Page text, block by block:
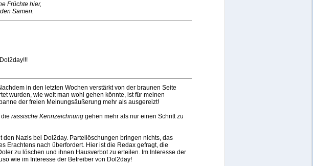
Früchte hier,
Samen.
in den letzten Wochen verstärkt von der braunen Seite
wurden, wie weit man wohl gehen könnte, ist für meinen
der freien Meinungsäußerung mehr als ausgereizt!
rassische Kennzeichnung gehen mehr als nur einen Schritt zu
den Nazis bei Dol2day. Parteilöschungen bringen nichts, das
Erachtens nach überfordert. Hier ist die Redax gefragt, die
zu löschen und ihnen Hausverbot zu erteilen. Im Interesse der
wie im Interesse der Betreiber von Dol2day!